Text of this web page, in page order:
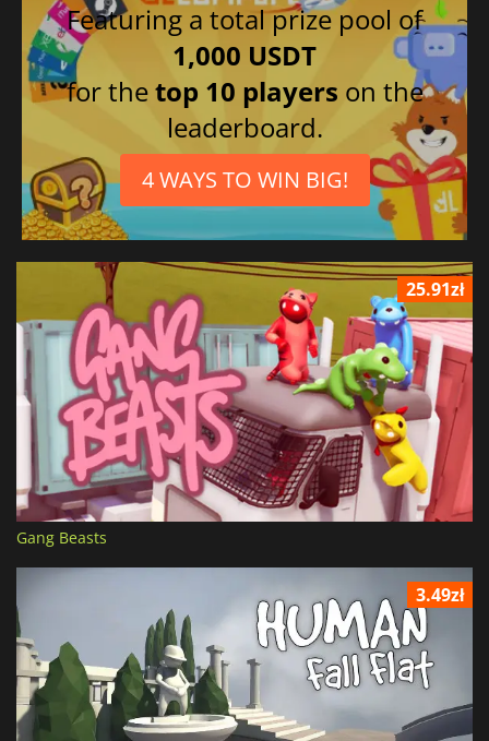
Featuring a total prize pool of
1,000 USDT
for thetop 10 players on the
leaderboard.
4 WAYS TO WIN BIG!
25.91zł
Gang Beasts
3.49zł